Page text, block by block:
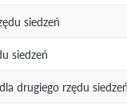
siedzeń
siedzeń
drugiego rzędu siedzeń